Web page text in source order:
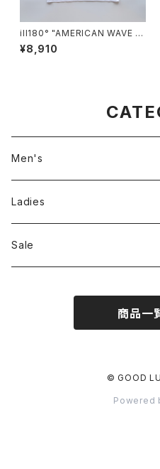
ill180° "AMERICAN WAVE T
EE"
¥8,910
Men's
Jackson Matisse
ILL180°
Ladies
Unfil
Sale
商品一
© GOOD
Powered